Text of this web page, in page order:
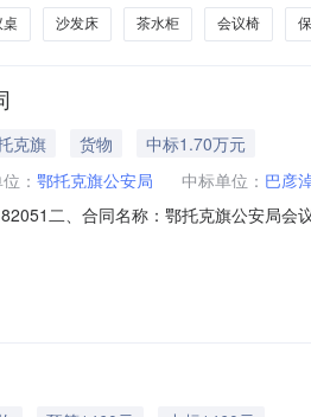
桌 沙发床 茶水柜 会议椅
克旗 货物
中标1.70万元
： 鄂托克旗公安局 中标单位： 巴彦
二、合同名称：鄂托克旗公安局
临河区东环街道联系方式：